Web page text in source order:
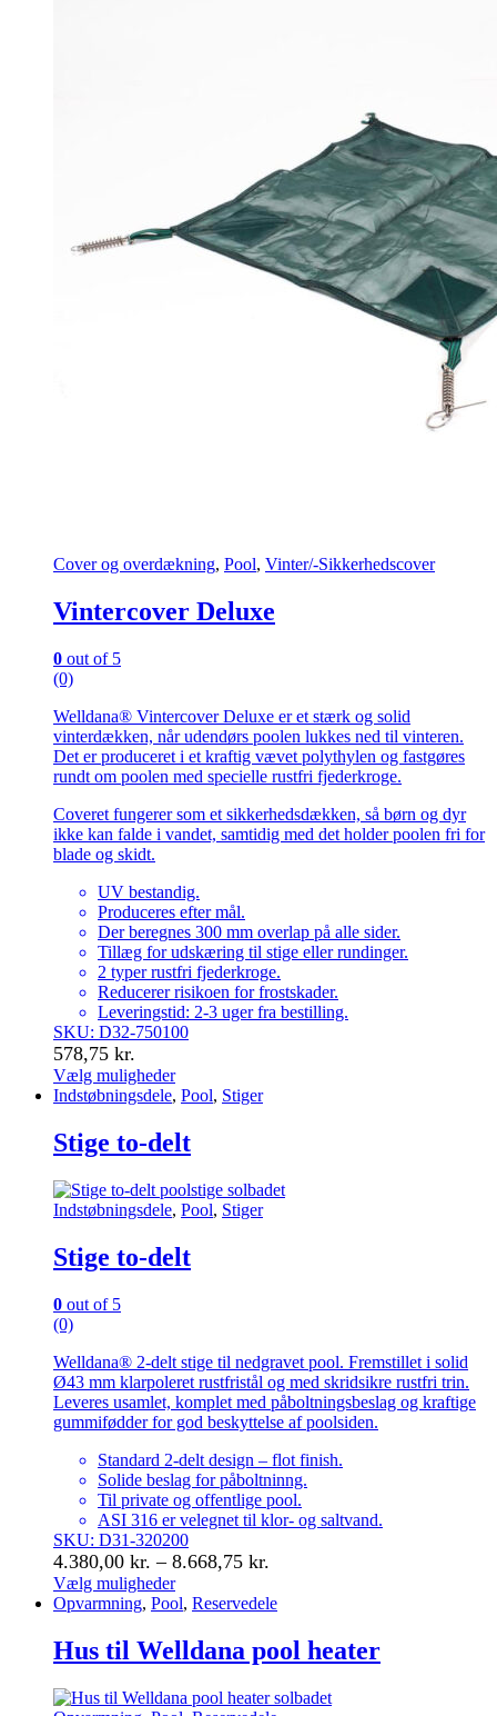
Cover og overdækning, Pool, Vinter/-Sikkerhedscover
Vintercover Deluxe
0 out of 5
(0)
Welldana® Vintercover Deluxe er et stærk og solid
vinterdækken, når udendørs poolen lukkes ned til vinteren.
Det er produceret i et kraftig vævet polythylen og fastgøres
rundt om poolen med specielle rustfri fjederkroge.
Coveret fungerer som et sikkerhedsdækken, så børn og dyr
ikke kan falde i vandet, samtidig med det holder poolen fri for
blade og skidt.
UV bestandig.
Produceres efter mål.
Der beregnes 300 mm overlap på alle sider.
Tillæg for udskæring til stige eller rundinger.
2 typer rustfri fjederkroge.
Reducerer risikoen for frostskader.
Leveringstid: 2-3 uger fra bestilling.
SKU: D32-750100
578,75 kr.
Vælg muligheder
Dette
har
flere
Mulighederne
kan
på
varesiden
Indstøbningsdele, Pool, Stiger
Stige to-delt
Indstøbningsdele, Pool, Stiger
Stige to-delt
0 out of 5
(0)
Welldana® 2-delt stige til nedgravet pool. Fremstillet i solid
Ø43 mm klarpoleret rustfristål og med skridsikre rustfri trin.
Leveres usamlet, komplet med påboltningsbeslag og kraftige
gummifødder for god beskyttelse af poolsiden.
Standard 2-delt design – flot finish.
Solide beslag for påboltninng.
Til private og offentlige pool.
ASI 316 er velegnet til klor- og saltvand.
SKU: D31-320200
4.380,00 kr. – 8.668,75 kr.
til
Vælg muligheder
Dette
har
flere
Mulighederne
Opvarmning, Pool, Reservedele
Hus til Welldana pool heater